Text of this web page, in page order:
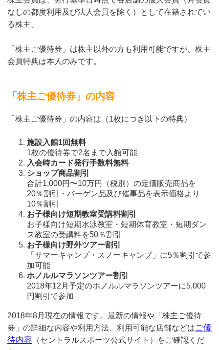
なしの都度利用及び法人会員を除く）として在籍されてい
る株主。
「株主ご優待券」は株主以外の方も利用可能ですが、株主
会員特典は本人のみです。
「株主ご優待券」の内容
「株主ご優待券」の内容は（1枚につき以下の特典）
施設入館1回無料
1枚の優待券で2名まで入館可能
入会時カード発行手数料無料
ショップ商品割引
合計1,000円〜10万円（税別）の定価販売商品を
20％割引・バーゲン品及び催事品を表示価格より
10％割引
お子様向け短期教室受講料割引
お子様向け短期水泳教室・短期体育教室・短期ダン
ス教室の受講料を50％割引
お子様向け野外ツアー割引
「サマーキャンプ・スノーキャンプ」に5％割引で参
加可能
ホノルルマラソンツアー割引
2018年12月予定のホノルルマラソンツアーに5,000
円割引で参加
2018年8月現在の情報です。最新の情報や「株主ご優待
券」の詳細な内容や利用方法、利用可能な店舗などはご優
待内容 （セントラルスポーツ公式サイト）をご確認くだ